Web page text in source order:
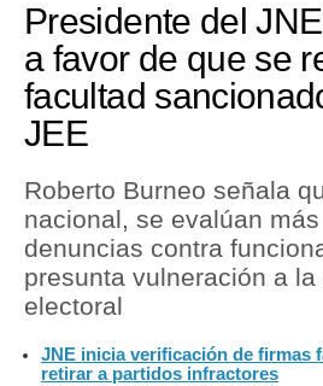
Economía
Mercados
Perú
Política
Tu Dinero
Finanzas Personales
Plus G
Presidente del
a favor de que se
facultad
JEE
Roberto Burneo señala
nacional, se evalúan
denuncias contra
presunta vulneración a
electoral
JNE inicia verificación de firmas
retirar a partidos infractores